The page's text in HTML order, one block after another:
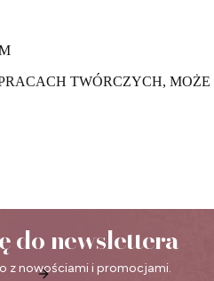
TWÓRCZYCH,
do newslettera
z nowościami i promocjami.